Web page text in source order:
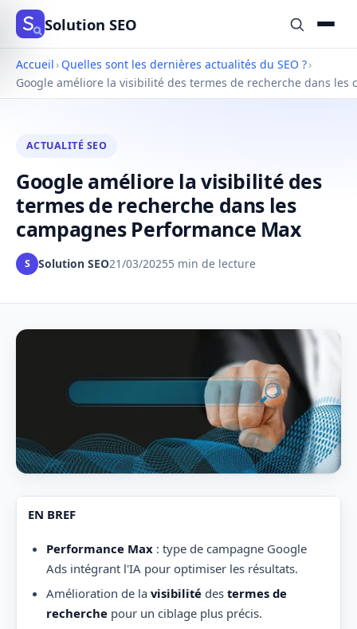
Solution SEO
Accueil › Quelles sont les dernières actualités du SEO ?›
Google améliore la visibilité des termes de recherche dans les
ACTUALITÉ SEO
Google améliore la visibilité des
termes de recherche dans les
campagnes Performance Max
S Solution SEO21/03/20255 min de lecture
EN BREF
Performance Max: type de campagne Google
Ads intégrant l'IA pour optimiser les résultats.
Amélioration de la visibilitédes termes de
recherchepour un ciblage plus précis.